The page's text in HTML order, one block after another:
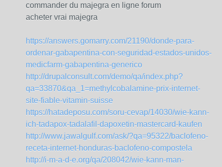
commander du majegra en ligne forum
acheter vrai majegra
https://answers.gomarry.com/21190/donde-para-
ordenar-gabapentina-con-seguridad-estados-unidos-
medicfarm-gabapentina-generico
http://drupalconsult.com/demo/qa/index.php?
qa=33870&qa_1=methylcobalamine-prix-internet-
site-fiable-vitamin-suisse
https://hatadeposu.com/soru-cevap/14030/wie-kann-
ich-tadapox-tadalafil-dapoxetin-mastercard-kaufen
http://www.jawalgulf.com/ask/?qa=95322/baclofeno-
receta-internet-honduras-baclofeno-compostela
http://i-m-a-d-e.org/qa/208042/wie-kann-man-